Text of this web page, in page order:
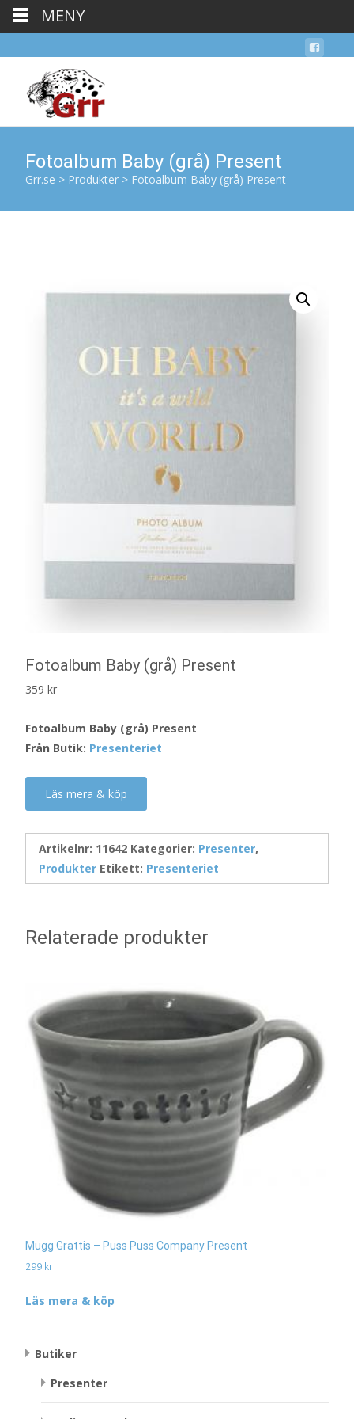
Fotoalbum Baby (grå) Present
Grr.se > Produkter > Fotoalbum Baby (grå) Present
Fotoalbum Baby (grå) Present
359 kr
Fotoalbum Baby (grå) Present
Från Butik: Presenteriet
Läs mera & köp
Artikelnr: 11642 Kategorier: Presenter,
Produkter Etikett: Presenteriet
Relaterade produkter
Mugg Grattis – Puss Puss Company Present
299 kr
Läs mera & köp
Butiker
Presenter
MENY